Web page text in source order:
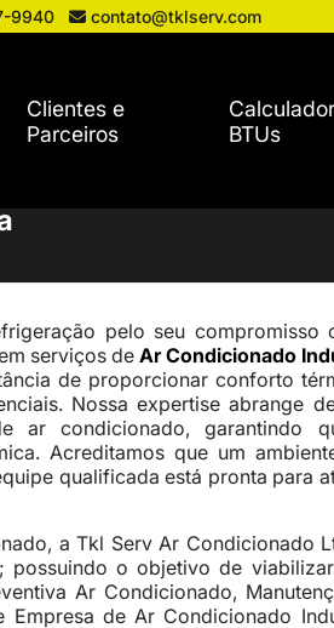
9940 contato@tklserv.com
Clientes e
Parceiros
BTUs
pelo seu compromisso
serviços de Ar Condicionado
de proporcionar conforto
Nossa expertise abrange
ar condicionado, garantindo
Acreditamos que um
qualificada está pronta para
a Tkl Serv Ar Condicionado
possuindo o objetivo de
Ar Condicionado,
de Ar Condicionado